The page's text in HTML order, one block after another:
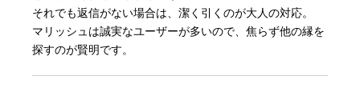
それでも返信がない場合は、潔く引くのが大人の対応。
マリッシュは誠実なユーザーが多いので、焦らず他の縁を
探すのが賢明です。